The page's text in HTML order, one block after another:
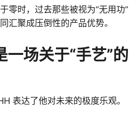
零时，过去那些被视为“无用功”
汇聚成压倒性的产品优势。
一场关于“手艺”的
表达了他对未来的极度乐观。